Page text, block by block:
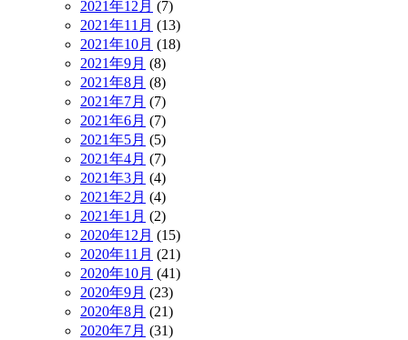
2021年12月 (7)
2021年11月 (13)
2021年10月 (18)
2021年9月 (8)
2021年8月 (8)
2021年7月 (7)
2021年6月 (7)
2021年5月 (5)
2021年4月 (7)
2021年3月 (4)
2021年2月 (4)
2021年1月 (2)
2020年12月 (15)
2020年11月 (21)
2020年10月 (41)
2020年9月 (23)
2020年8月 (21)
2020年7月 (31)